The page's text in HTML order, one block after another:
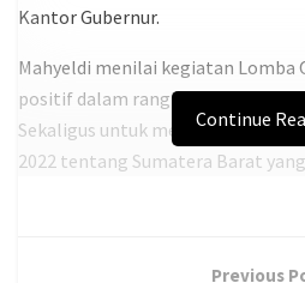
Kantor Gubernur.
Mahyeldi menilai kegiatan Lomba
positif dalam rangka
Sekaligus untuk menguatkan
2022 tentang Sumatera Barat
“Saya berharap melalui Kegiatan
Continue
Previous